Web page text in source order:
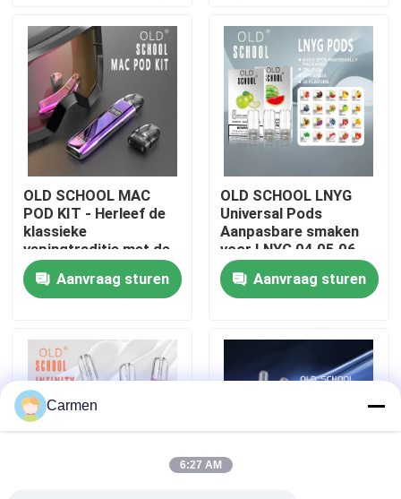
Producten
Videos
Over ons
Fabrieksreis
Kwaliteitscontrole
Vraag een offerte aan
Vozol damp
OLD SCHOOL MAC
POD KIT - Herleef de
klassieke
vapingtraditie met de
moderne MAC POD,
ontworpen voor pure
smaak en
Aanvraag sturen
OLD SCHOOL LNYG
Universal Pods
Aanpasbare smaken
voor LNYG 04 05 06
Naadloze vaping-
ervaringAanvraag sturen
Carmen
6:27 AM